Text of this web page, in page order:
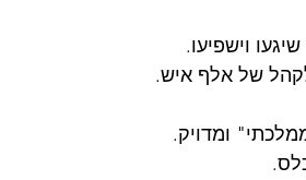
וישפיעו.
ומדויק.